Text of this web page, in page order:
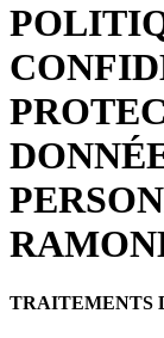
TRAITEMENTS